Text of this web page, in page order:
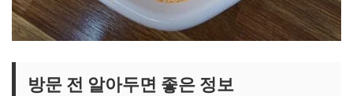
방문 전 알아두면 좋은 정보